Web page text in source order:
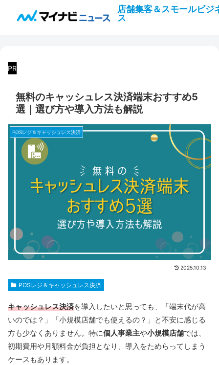
店舗集客＆スモールビジ
ス
PR
無料のキャッシュレス決済端末おすすめ5
選｜選び方や導入方法も解説
POSレジ＆キャッシュレス決済
2025.10.13
POSレジ＆キャッシュレス決済
キャッシュレス決済を導入したいと思っても、「端末代が高
いのでは？」「小規模店舗でも使えるの？」と不安に感じる
方も少なくありません。特に個人事業主や小規模店舗では、
初期費用や月額料金が負担となり、導入をためらってしまう
ケースもあります。